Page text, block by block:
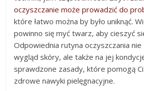
oczyszczanie może prowadzić do
które łatwo można by było uniknąć.
powinno się myć twarz, aby cieszyć
Odpowiednia rutyna oczyszczania nie
wygląd skóry, ale także na jej
sprawdzone zasady, które pomogą
zdrowe nawyki pielęgnacyjne.